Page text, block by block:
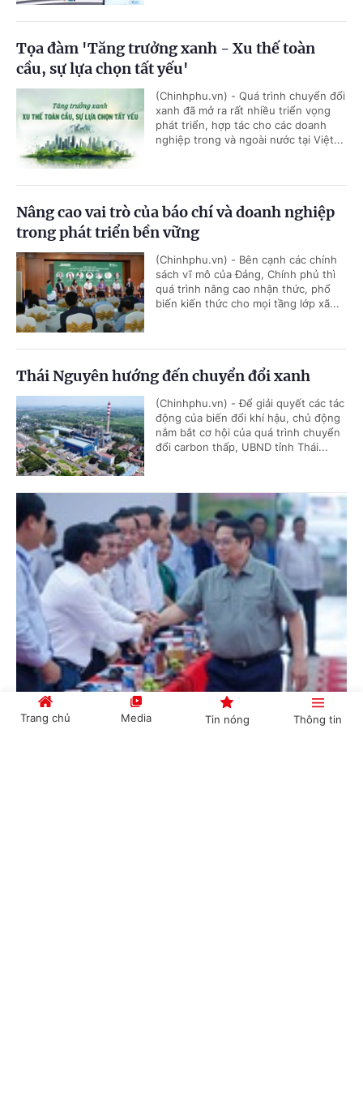
Tọa đàm 'Tăng trưởng xanh - Xu thế toàn
cầu, sự lựa chọn tất yếu'
(Chinhphu.vn) - Quá trình chuyển đổi
xanh đã mở ra rất nhiều triển vọng
phát triển, hợp tác cho các doanh
nghiệp trong và ngoài nước tại Việt...
Nâng cao vai trò của báo chí và doanh nghiệp
trong phát triển bền vững
(Chinhphu.vn) - Bên cạnh các chính
sách vĩ mô của Đảng, Chính phủ thì
quá trình nâng cao nhận thức, phổ
biến kiến thức cho mọi tầng lớp xã...
Thái Nguyên hướng đến chuyển đổi xanh
(Chinhphu.vn) - Để giải quyết các tác
động của biến đổi khí hậu, chủ động
nắm bắt cơ hội của quá trình chuyển
đổi carbon thấp, UBND tỉnh Thái...
Thủ tướng chủ trì Hội nghị về Đề án một triệu héc-ta lúa
chất lượng cao, phát thải thấp tại ĐBSCL
Trang chủ Media Tin nóng Thông tin